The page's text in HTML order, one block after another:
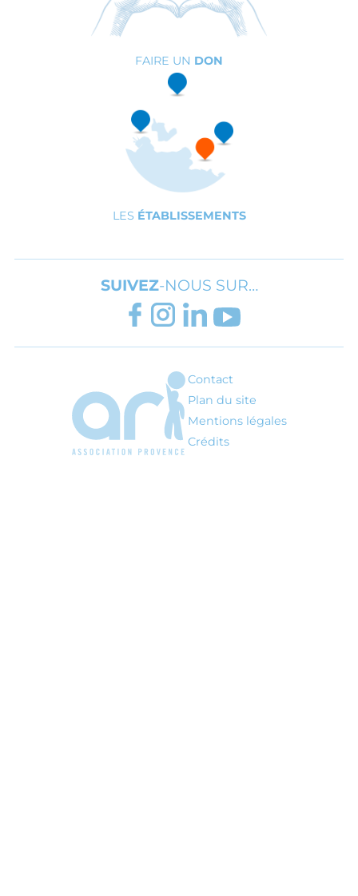
FAIRE UN DON
LES ÉTABLISSEMENTS
SUIVEZ-NOUS SUR…
FACEBOOK
INSTAGRAM
LINKEDIN
YOUTUBE
ARI - Association régionale pour
Contact
Plan du site
Mentions légales
Crédits